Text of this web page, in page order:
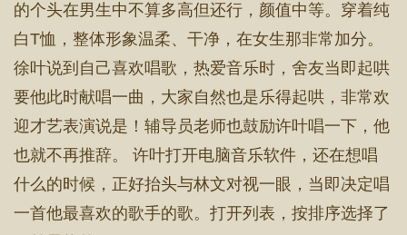
的个头在男生中不算多高但还行，颜值中等。穿着纯
白T恤，整体形象温柔、干净，在女生那非常加分。
徐叶说到自己喜欢唱歌，热爱音乐时，舍友当即起哄
要他此时献唱一曲，大家自然也是乐得起哄，非常欢
迎才艺表演说是！辅导员老师也鼓励许叶唱一下，他
也就不再推辞。 许叶打开电脑音乐软件，还在想唱
什么的时候，正好抬头与林文对视一眼，当即决定唱
一首他最喜欢的歌手的歌。打开列表，按排序选择了